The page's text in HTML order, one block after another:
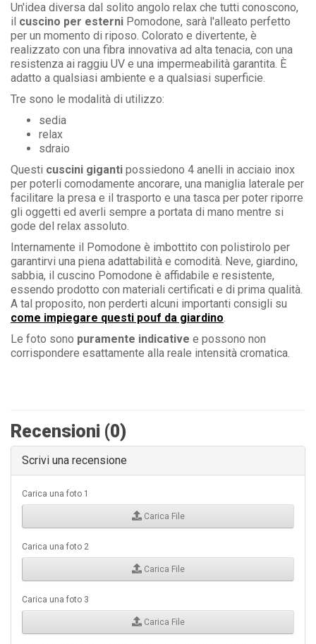
Un'idea diversa dal solito angolo relax che tutti conoscono,
il cuscino per esterni Pomodone, sarà l'alleato perfetto
per un momento di riposo. Colorato e divertente, è
realizzato con una fibra innovativa ad alta tenacia, con una
resistenza ai raggiu UV e una impermeabilità garantita. È
adatto a qualsiasi ambiente e a qualsiasi superficie.
Tre sono le modalità di utilizzo:
sedia
relax
sdraio
Questi cuscini giganti possiedono 4 anelli in acciaio inox
per poterli comodamente ancorare, una maniglia laterale per
facilitare la presa e il trasporto e una tasca per poter riporre
gli oggetti ed averli sempre a portata di mano mentre si
gode del relax assoluto.
Internamente il Pomodone è imbottito con polistirolo per
garantirvi una piena adattabilità e comodità. Neve, giardino,
sabbia, il cuscino Pomodone è affidabile e resistente,
essendo prodotto con materiali certificati e di prima qualità.
A tal proposito, non perderti alcuni importanti consigli su
come impiegare questi pouf da giardino.
Le foto sono puramente indicative e possono non
corrispondere esattamente alla reale intensità cromatica.
Recensioni (0)
Scrivi una recensione
Carica una foto 1
Carica File
Carica una foto 2
Carica File
Carica una foto 3
Carica File